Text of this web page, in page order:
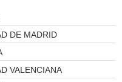
DE MADRID
VALENCIANA